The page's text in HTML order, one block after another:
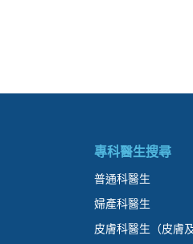
專科醫生搜尋
普通科醫生
婦產科醫生
皮膚科醫生（皮膚